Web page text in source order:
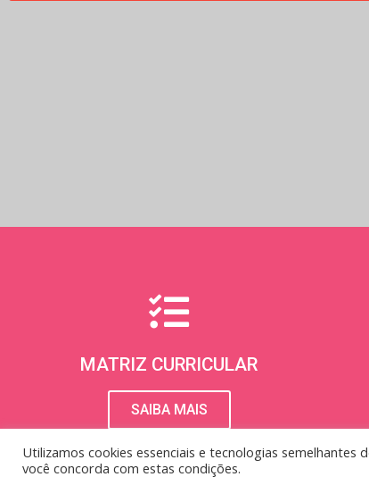
MATRIZ CURRICULAR
SAIBA MAIS
Utilizamos cookies essenciais e tecnologias semelhantes
você concorda com estas condições.